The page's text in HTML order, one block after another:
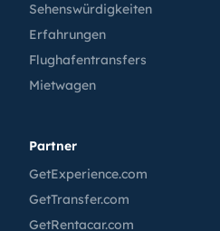
Sehenswürdigkeiten
Erfahrungen
Flughafentransfers
Mietwagen
Partner
GetExperience.com
GetTransfer.com
GetRentacar.com